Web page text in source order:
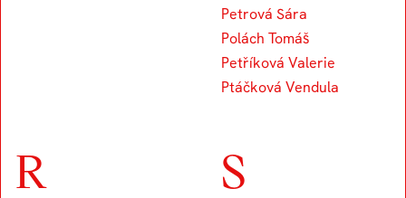
Petrová Sára
Polách Tomáš
Petříková Valerie
Ptáčková Vendula
R S